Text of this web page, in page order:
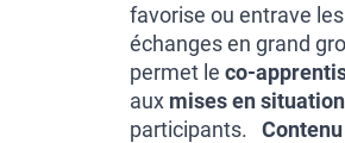
favorise ou entrave
échanges en grand
permet le co-
aux mises en situation
participants.